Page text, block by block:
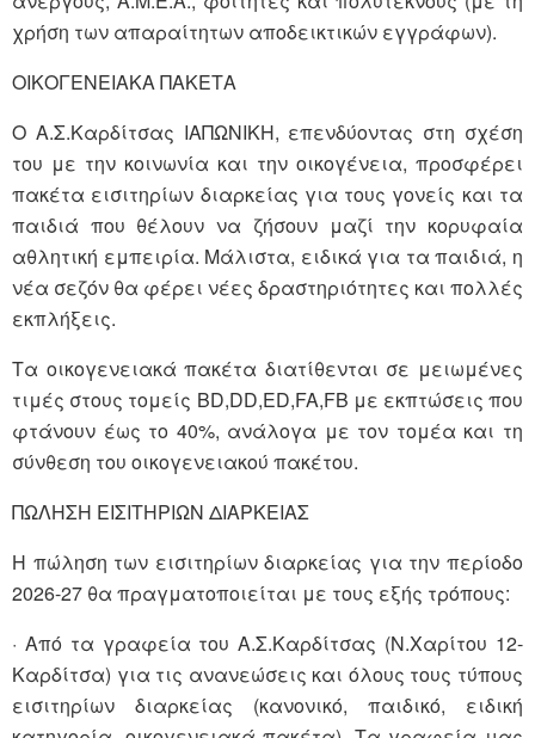
χρήση των απαραίτητων αποδεικτικών εγγράφων).
ΟΙΚΟΓΕΝΕΙΑΚΑ ΠΑΚΕΤΑ
Ο Α.Σ.Καρδίτσας ΙΑΠΩΝΙΚΗ, επενδύοντας στη σχέση
του με την κοινωνία και την οικογένεια, προσφέρει
πακέτα εισιτηρίων διαρκείας για τους γονείς και τα
παιδιά που θέλουν να ζήσουν μαζί την κορυφαία
αθλητική εμπειρία. Μάλιστα, ειδικά για τα παιδιά, η
νέα σεζόν θα φέρει νέες δραστηριότητες και πολλές
εκπλήξεις.
Τα οικογενειακά πακέτα διατίθενται σε μειωμένες
τιμές στους τομείς BD,DD,ED,FA,FB με εκπτώσεις που
φτάνουν έως το 40%, ανάλογα με τον τομέα και τη
σύνθεση του οικογενειακού πακέτου.
ΠΩΛΗΣΗ ΕΙΣΙΤΗΡΙΩΝ ΔΙΑΡΚΕΙΑΣ
H πώληση των εισιτηρίων διαρκείας για την περίοδο
2026-27 θα πραγματοποιείται με τους εξής τρόπους:
· Από τα γραφεία του Α.Σ.Καρδίτσας (Ν.Χαρίτου 12-
Καρδίτσα) για τις ανανεώσεις και όλους τους τύπους
εισιτηρίων διαρκείας (κανονικό, παιδικό, ειδική